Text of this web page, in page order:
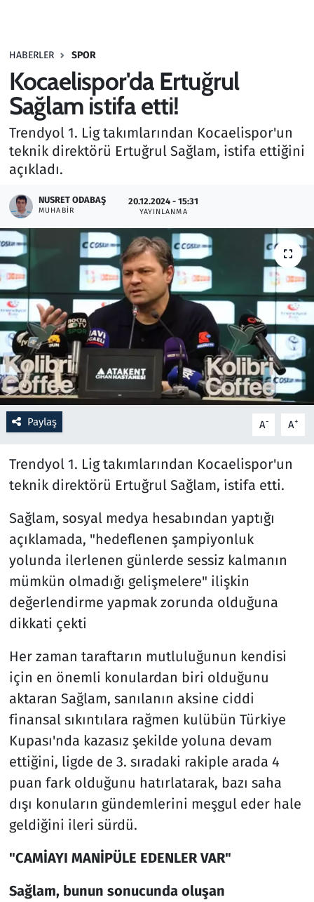
HABERLER SPOR
Kocaelispor'da Ertuğrul
Sağlam istifa etti!
Trendyol 1. Lig takımlarından Kocaelispor'un
teknik direktörü Ertuğrul Sağlam, istifa ettiğini
açıkladı.
NUSRET ODABAŞ
MUHABIR
20.12.2024 - 15:31
YAYINLANMA
Paylaş A- A+
Trendyol 1. Lig takımlarından Kocaelispor'un
teknik direktörü Ertuğrul Sağlam, istifa etti.
Sağlam, sosyal medya hesabından yaptığı
açıklamada, "hedeflenen şampiyonluk
yolunda ilerlenen günlerde sessiz kalmanın
mümkün olmadığı gelişmelere" ilişkin
değerlendirme yapmak zorunda olduğuna
dikkati çekti
Her zaman taraftarın mutluluğunun kendisi
için en önemli konulardan biri olduğunu
aktaran Sağlam, sanılanın aksine ciddi
finansal sıkıntılara rağmen kulübün Türkiye
Kupası'nda kazasız şekilde yoluna devam
ettiğini, ligde de 3. sıradaki rakiple arada 4
puan fark olduğunu hatırlatarak, bazı saha
dışı konuların gündemlerini meşgul eder hale
geldiğini ileri sürdü.
"CAMİAYI MANİPÜLE EDENLER VAR"
Sağlam, bunun sonucunda oluşan
Haber
Kültür Sanat
Kurumsal Haberler
Lezzet Durağı
Memur ve Kamu
Otomobil
Ramazan
Resmi İlanlar
Rüya Tabirleri
Sağlık
Savunma Sanayi
Seçim 2023
Spor
Teknoloji ve Bilim
Televizyon